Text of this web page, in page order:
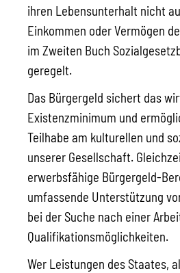
ihren Lebensunterhalt nicht
Einkommen oder Vermögen
im Zweiten Buch
geregelt.
Das Bürgergeld sichert das
Existenzminimum und
Teilhabe am kulturellen und
unserer Gesellschaft.
erwerbsfähige Bürgergeld-
umfassende Unterstützung
bei der Suche nach einer
Qualifikationsmöglichkeiten.
Wer Leistungen des Staates,